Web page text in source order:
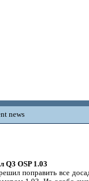
news
Q3 OSP 1.03
поправить все